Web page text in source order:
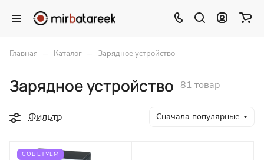
Главная – Каталог – Зарядное устройство
Зарядное устройство 81 товар
Фильтр Сначала популярные
СОВЕТУЕМ